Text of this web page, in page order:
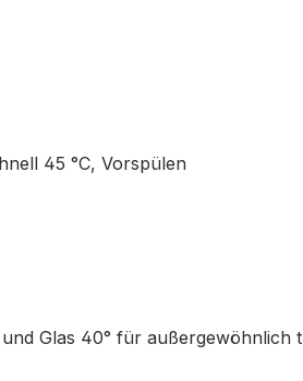
45 °C, Vorspülen
Glas 40° für außergewöhnlich